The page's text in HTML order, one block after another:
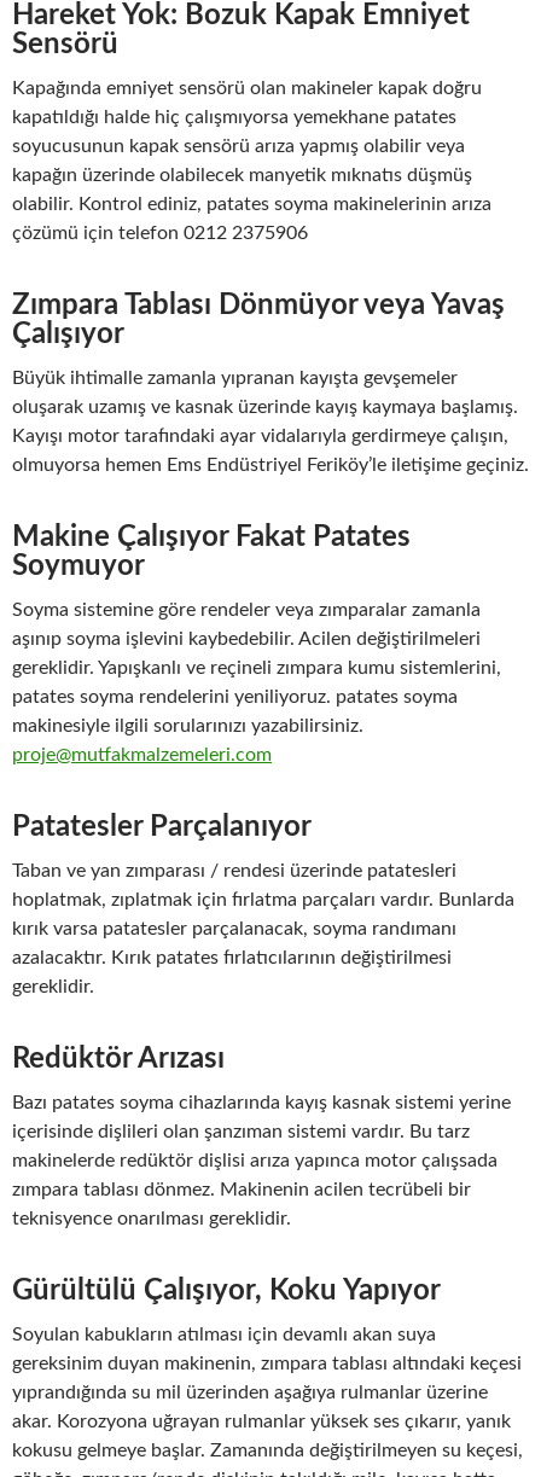
Hareket Yok: Bozuk Kapak Emniyet
Sensörü
Kapağında emniyet sensörü olan makineler kapak doğru
kapatıldığı halde hiç çalışmıyorsa yemekhane patates
soyucusunun kapak sensörü arıza yapmış olabilir veya
kapağın üzerinde olabilecek manyetik mıknatıs düşmüş
olabilir. Kontrol ediniz, patates soyma makinelerinin arıza
çözümü için telefon 0212 2375906
Zımpara Tablası Dönmüyor veya Yavaş
Çalışıyor
Büyük ihtimalle zamanla yıpranan kayışta gevşemeler
oluşarak uzamış ve kasnak üzerinde kayış kaymaya başlamış.
Kayışı motor tarafındaki ayar vidalarıyla gerdirmeye çalışın,
olmuyorsa hemen Ems Endüstriyel Feriköy’le iletişime geçiniz.
Makine Çalışıyor Fakat Patates
Soymuyor
Soyma sistemine göre rendeler veya zımparalar zamanla
aşınıp soyma işlevini kaybedebilir. Acilen değiştirilmeleri
gereklidir. Yapışkanlı ve reçineli zımpara kumu sistemlerini,
patates soyma rendelerini yeniliyoruz. patates soyma
makinesiyle ilgili sorularınızı yazabilirsiniz.
proje@mutfakmalzemeleri.com
Patatesler Parçalanıyor
Taban ve yan zımparası / rendesi üzerinde patatesleri
hoplatmak, zıplatmak için fırlatma parçaları vardır. Bunlarda
kırık varsa patatesler parçalanacak, soyma randımanı
azalacaktır. Kırık patates fırlatıcılarının değiştirilmesi
gereklidir.
Redüktör Arızası
Bazı patates soyma cihazlarında kayış kasnak sistemi yerine
içerisinde dişlileri olan şanzıman sistemi vardır. Bu tarz
makinelerde redüktör dişlisi arıza yapınca motor çalışsada
zımpara tablası dönmez. Makinenin acilen tecrübeli bir
teknisyence onarılması gereklidir.
Gürültülü Çalışıyor, Koku Yapıyor
Soyulan kabukların atılması için devamlı akan suya
gereksinim duyan makinenin, zımpara tablası altındaki keçesi
yıprandığında su mil üzerinden aşağıya rulmanlar üzerine
akar. Korozyona uğrayan rulmanlar yüksek ses çıkarır, yanık
kokusu gelmeye başlar. Zamanında değiştirilmeyen su keçesi,